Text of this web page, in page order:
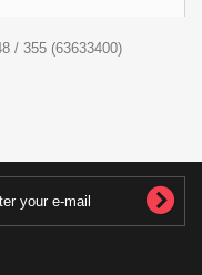
/ 355 (63633400)